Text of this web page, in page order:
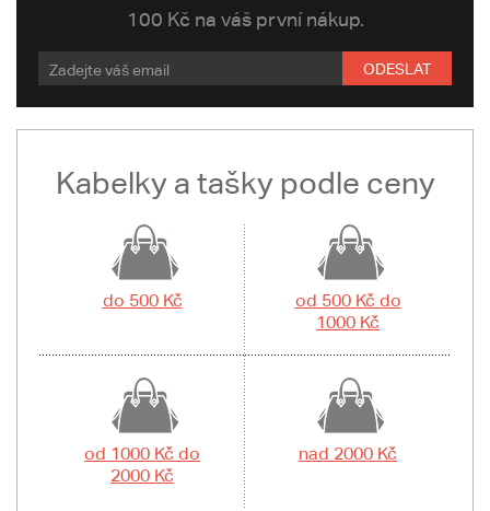
100 Kč na váš první nákup.
ODESLAT
Kabelky a tašky podle ceny
do 500 Kč
od 500 Kč do
1000 Kč
od 1000 Kč do
2000 Kč
nad 2000 Kč